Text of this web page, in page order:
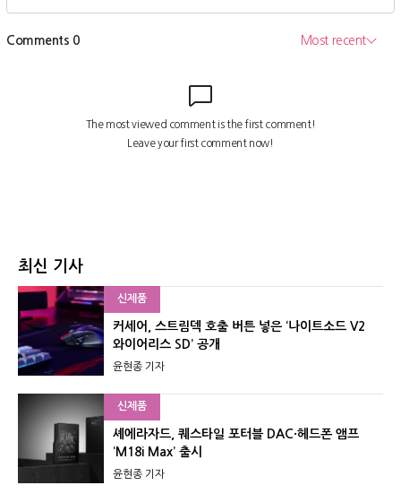
최신 기사
신제품
커세어, 스트림덱 호출 버튼 넣은 ‘나이트소드 V2
와이어리스 SD’ 공개
윤현종 기자
신제품
셰에라자드, 퀘스타일 포터블 DAC·헤드폰 앰프
‘M18i Max’ 출시
윤현종 기자